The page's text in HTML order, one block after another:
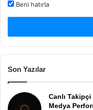
Beni hatırla
Son Yazılar
Canlı Takipçi
Medya